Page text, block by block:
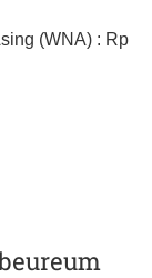
(WNA) : Rp